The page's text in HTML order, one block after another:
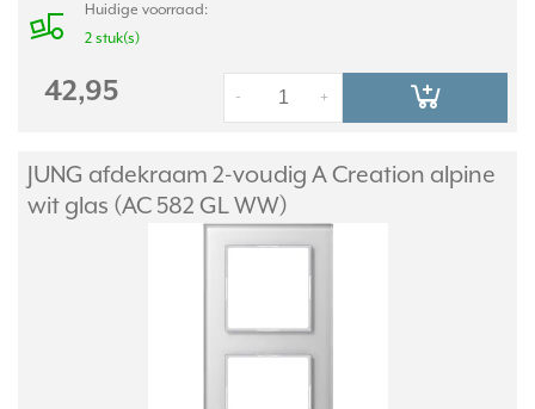
Huidige voorraad:
2 stuk(s)
42,95 +
-
JUNG afdekraam 2-voudig A Creation alpine
wit glas (AC 582 GL WW)